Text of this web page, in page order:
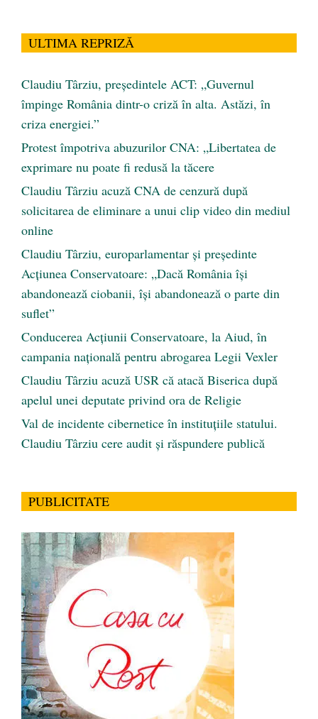
ULTIMA REPRIZĂ
Claudiu Târziu, președintele ACT: „Guvernul
împinge România dintr-o criză în alta. Astăzi, în
criza energiei.”
Protest împotriva abuzurilor CNA: „Libertatea de
exprimare nu poate fi redusă la tăcere
Claudiu Târziu acuză CNA de cenzură după
solicitarea de eliminare a unui clip video din mediul
online
Claudiu Târziu, europarlamentar și președinte
Acțiunea Conservatoare: „Dacă România își
abandonează ciobanii, își abandonează o parte din
suflet”
Conducerea Acțiunii Conservatoare, la Aiud, în
campania națională pentru abrogarea Legii Vexler
Claudiu Târziu acuză USR că atacă Biserica după
apelul unei deputate privind ora de Religie
Val de incidente cibernetice în instituțiile statului.
Claudiu Târziu cere audit și răspundere publică
PUBLICITATE